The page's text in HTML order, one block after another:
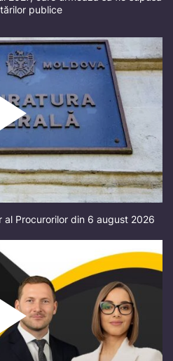
publice
al Procurorilor din 6 august 2026